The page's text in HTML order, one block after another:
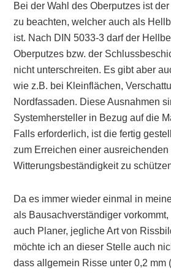
Bei der Wahl des Oberputzes ist
zu beachten, welcher auch als
ist. Nach DIN 5033-3 darf der
Oberputzes bzw. der
nicht unterschreiten. Es gibt aber
wie z.B. bei Kleinflächen,
Nordfassaden. Diese Ausnahmen
Systemhersteller in Bezug auf die
Falls erforderlich, ist die fertig
zum Erreichen einer ausreichenden
Witterungsbeständigkeit zu
Da es immer wieder einmal in
als Bausachverständiger
auch Planer, jegliche Art von
möchte ich an dieser Stelle auch
dass allgemein Risse unter 0,2 mm